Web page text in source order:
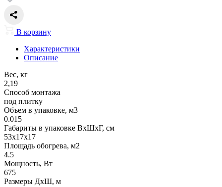
В корзину
Характеристики
Описание
Вес, кг
2,19
Способ монтажа
под плитку
Объем в упаковке, м3
0.015
Габариты в упаковке ВxШxГ, cм
53x17x17
Площадь обогрева, м2
4.5
Мощность, Вт
675
Размеры ДxШ, м